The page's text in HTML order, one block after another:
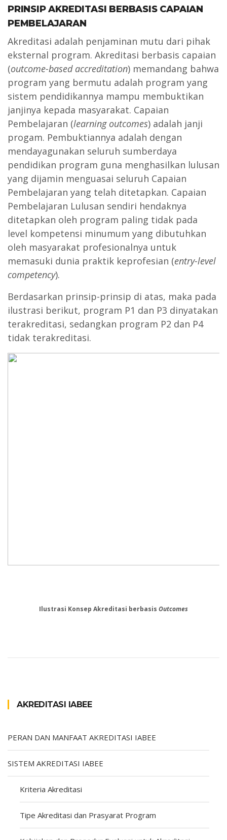
AKREDITASI IABEE
PERAN DAN MANFAAT AKREDITASI IABEE
SISTEM AKREDITASI IABEE
Kriteria Akreditasi
Tipe Akreditasi dan Prasyarat Program
PRINSIP AKREDITASI BERBASIS CAPAIAN
PEMBELAJARAN
Akreditasi adalah penjaminan mutu dari pihak
eksternal program. Akreditasi berbasis capaian
(outcome-based accreditation) memandang bahwa
program yang bermutu adalah program yang
sistem pendidikannya mampu membuktikan
janjinya kepada masyarakat. Capaian
Pembelajaran (learning outcomes) adalah janji
progam. Pembuktiannya adalah dengan
mendayagunakan seluruh sumberdaya
pendidikan program guna menghasilkan lulusan
yang dijamin menguasai seluruh Capaian
Pembelajaran yang telah ditetapkan. Capaian
Pembelajaran Lulusan sendiri hendaknya
ditetapkan oleh program paling tidak pada
level kompetensi minumum yang dibutuhkan
oleh masyarakat profesionalnya untuk
memasuki dunia praktik keprofesian (entry-level
competency).
Berdasarkan prinsip-prinsip di atas, maka pada
ilustrasi berikut, program P1 dan P3 dinyatakan
terakreditasi, sedangkan program P2 dan P4
tidak terakreditasi.
Ilustrasi Konsep Akreditasi berbasis Outcomes